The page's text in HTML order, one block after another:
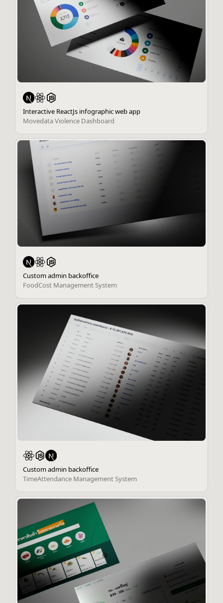
Interactive ReactJs infographic web app
Movedata Violence Dashboard
Custom admin backoffice
FoodCost Management System
Custom admin backoffice
TimeAttendance Management System